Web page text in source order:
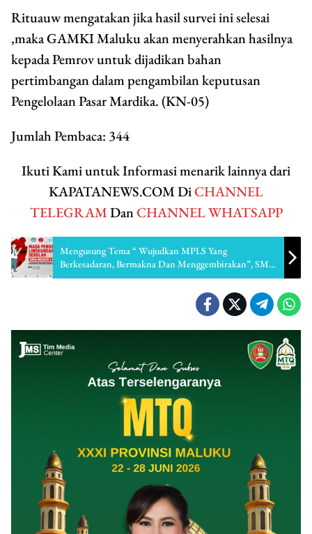
Rituauw mengatakan jika hasil survei ini selesai
,maka GAMKI Maluku akan menyerahkan hasilnya
kepada Pemrov untuk dijadikan bahan
pertimbangan dalam pengambilan keputusan
Pengelolaan Pasar Mardika. (KN-05)
Jumlah Pembaca: 344
Ikuti Kami untuk Informasi menarik lainnya dari
KAPATANEWS.COM DiCHANNEL
TELEGRAMDanCHANNEL WHATSAPP
Mengusung Tema “ Wujudkan MPLS Yang
Berkesadaran, Bermakna Dan Menggembirakan”, SMA
Negeri 1 Ambon Lakukan Masa Pengenalan Bagi Siswa